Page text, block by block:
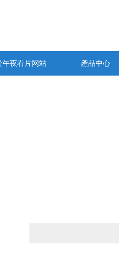
午夜看片网站 產品中心